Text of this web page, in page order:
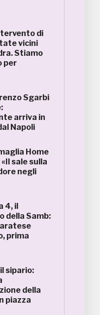
di
vicini
Stiamo
per
Sgarbi
arriva in
Napoli
Home
sale sulla
negli
4, il
della Samb:
prima
sipario:
della
piazza